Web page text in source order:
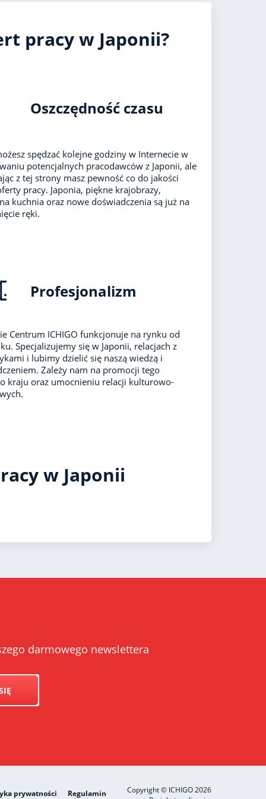
pracy w Japonii?
Oszczędność czasu
spędzać kolejne godziny w Internecie w
potencjalnych pracodawców z Japonii, ale
z tej strony masz pewność co do jakości
pracy. Japonia, piękne krajobrazy,
kuchnia oraz nowe doświadczenia są już na
ręki.
Profesjonalizm
Centrum ICHIGO funkcjonuje na rynku od
Specjalizujemy się w Japonii, relacjach z
i lubimy dzielić się naszą wiedzą i
Zależy nam na promocji tego
kraju oraz umocnieniu relacji kulturowo-
w Japonii
darmowego newslettera
prywatności Regulamin
Copyright © ICHIGO 2026